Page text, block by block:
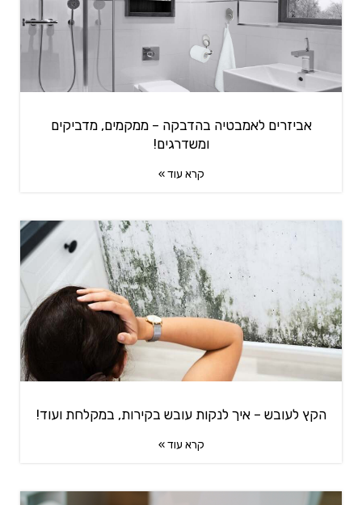
אביזרים לאמבטיה בהדבקה – ממקמים, מדביקים
ומשדרגים!
קרא עוד »
הקץ לעובש – איך לנקות עובש בקירות, במקלחת ועוד!
קרא עוד »